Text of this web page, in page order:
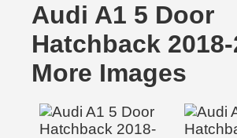
Audi A1 5 Door
Hatchback
More Images